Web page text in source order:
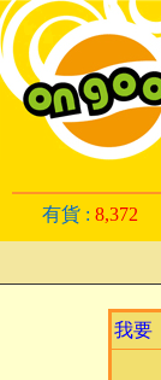
有貨 : 8,372
我要